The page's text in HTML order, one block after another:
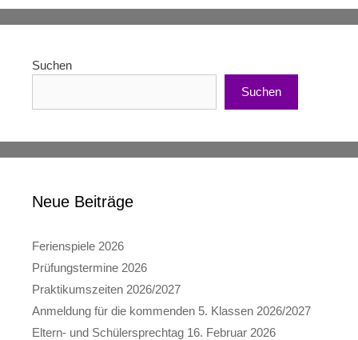
Suchen
Suchen
Neue Beiträge
Ferienspiele 2026
Prüfungstermine 2026
Praktikumszeiten 2026/2027
Anmeldung für die kommenden 5. Klassen 2026/2027
Eltern- und Schülersprechtag 16. Februar 2026